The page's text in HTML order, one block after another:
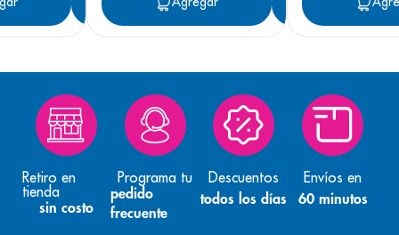
Retiro en
tienda
sin costo
Programa tu
pedido
frecuente
Descuentos
todos los días
Envíos en
60 minutos